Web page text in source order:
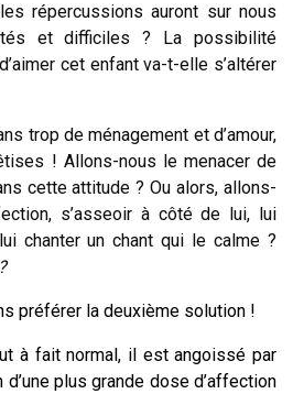
répercussions auront sur nous
et difficiles ? La possibilité
cet enfant va-t-elle s’altérer
trop de ménagement et d’amour,
! Allons-nous le menacer de
cette attitude ? Ou alors, allons-
s’asseoir à côté de lui, lui
chanter un chant qui le calme ?
préférer la deuxième solution !
à fait normal, il est angoissé par
d’une plus grande dose d’affection